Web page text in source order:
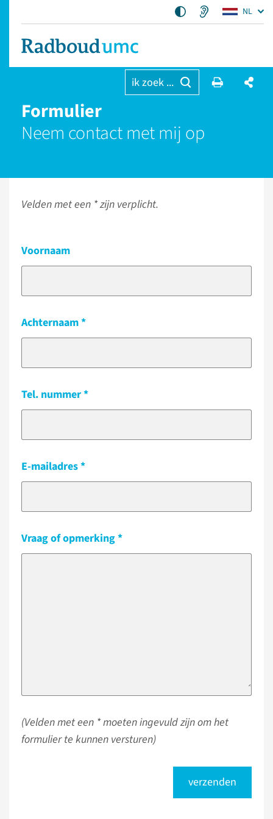
NL
ik zoek ...
Formulier
Neem contact met mij op
Velden met een * zijn verplicht.
Voornaam
Achternaam
Tel. nummer
E-mailadres
Vraag of opmerking
(Velden met een * moeten ingevuld zijn om het
formulier te kunnen versturen)
verzenden